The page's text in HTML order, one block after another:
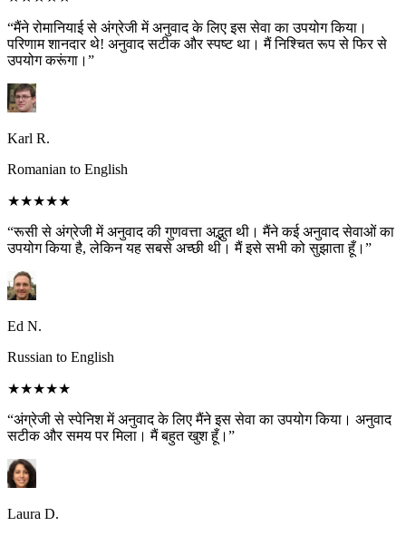
“मैंने रोमानियाई से अंग्रेजी में अनुवाद के लिए इस सेवा का उपयोग किया।
परिणाम शानदार थे! अनुवाद सटीक और स्पष्ट था। मैं निश्चित रूप से फिर से
उपयोग करूंगा।”
Karl R.
Romanian to English
★★★★★
“रूसी से अंग्रेजी में अनुवाद की गुणवत्ता अद्भुत थी। मैंने कई अनुवाद सेवाओं का
उपयोग किया है, लेकिन यह सबसे अच्छी थी। मैं इसे सभी को सुझाता हूँ।”
Ed N.
Russian to English
★★★★★
“अंग्रेजी से स्पेनिश में अनुवाद के लिए मैंने इस सेवा का उपयोग किया। अनुवाद
सटीक और समय पर मिला। मैं बहुत खुश हूँ।”
Laura D.